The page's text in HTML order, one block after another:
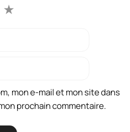
★
mon e-mail et mon site dans
prochain commentaire.